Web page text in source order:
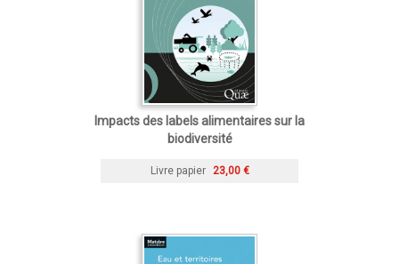
Impacts des labels alimentaires sur la
biodiversité
Livre papier 23,00 €